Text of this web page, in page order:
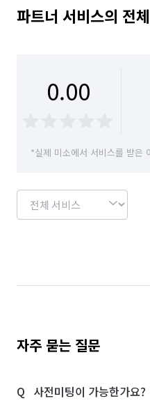
파트너 서비스의 전
0.00
*실제 미소에서 서비스를 받은
자주 묻는 질문
사전미팅이 가능한가요?